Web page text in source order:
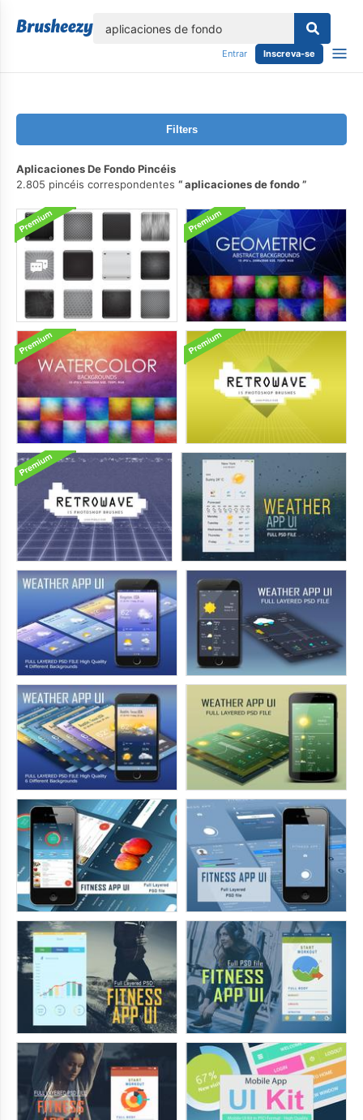
Entrar Inscreva-se
Filters
Aplicaciones De Fondo Pincéis
2.805 pincéis correspondentes
aplicaciones de fondo